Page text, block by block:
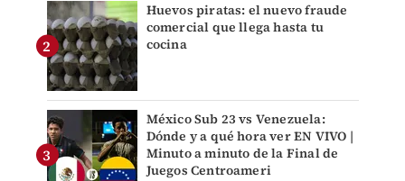
Huevos piratas: el nuevo fraude
comercial que llega hasta tu
cocina
México Sub 23 vs Venezuela:
Dónde y a qué hora ver EN VIVO |
Minuto a minuto de la Final de
Juegos Centroameri